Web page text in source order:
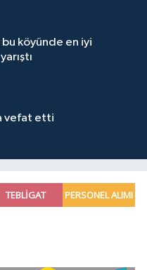
köyünde en iyi
vefat etti